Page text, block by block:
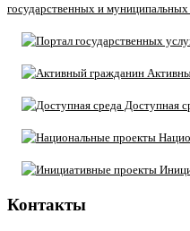
государственных и муниципальных
Доступная
Контакты